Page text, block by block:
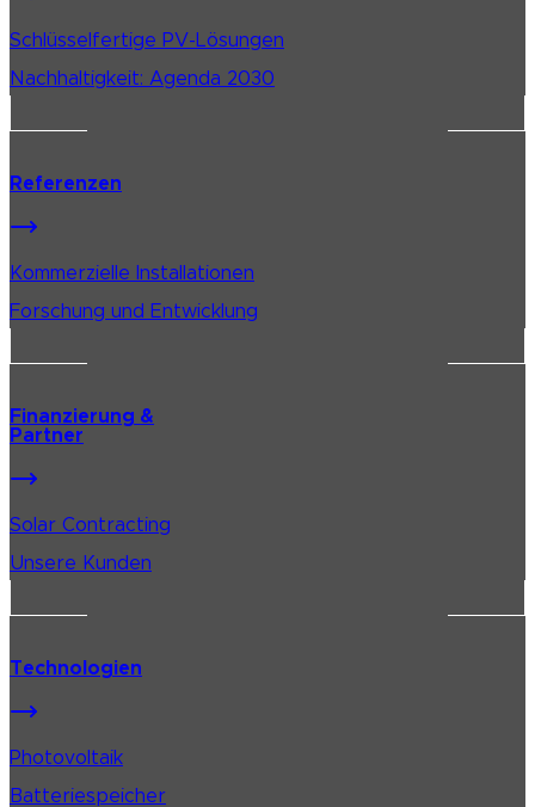
Schlüsselfertige PV-Lösungen
Nachhaltigkeit: Agenda 2030
Referenzen
Kommerzielle Installationen
Forschung und Entwicklung
Finanzierung &
Partner
Solar Contracting
Unsere Kunden
Technologien
Photovoltaik
Batteriespeicher